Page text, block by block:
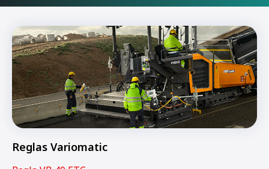
Reglas Variomatic